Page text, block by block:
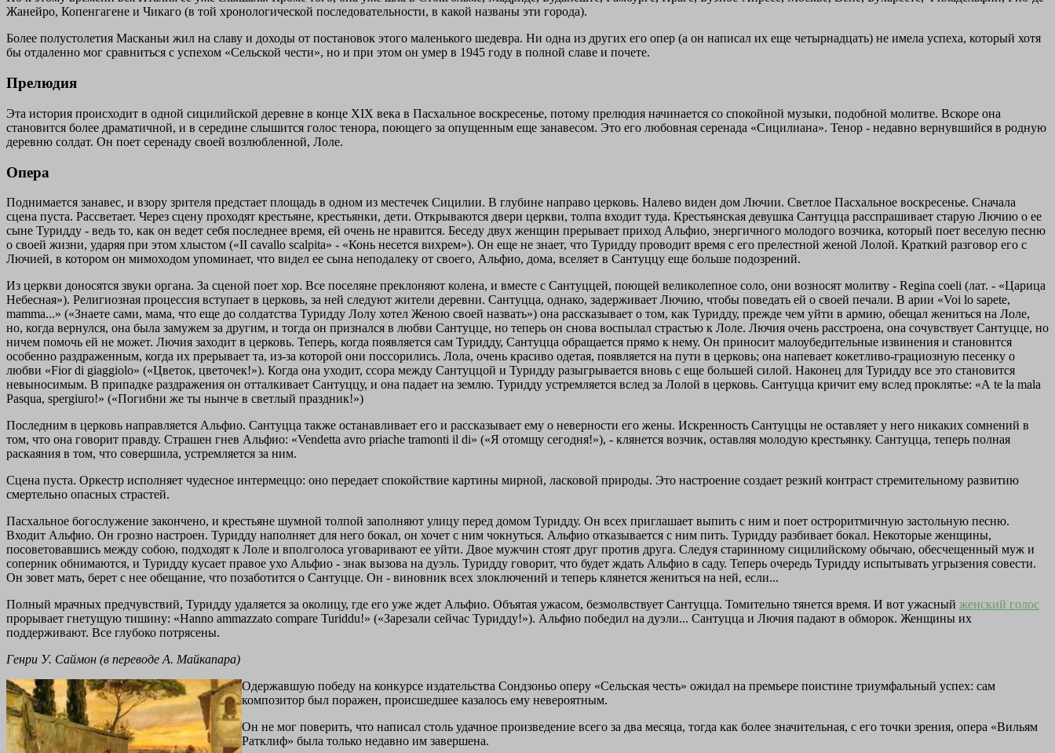
Жанейро, Копенгагене и Чикаго (в той хронологической последовательности, в какой названы эти города).
Более полустолетия Масканьи жил на славу и доходы от постановок этого маленького шедевра. Ни одна из других его опер (а он написал их еще четырнадцать) не имела успеха, который хотя
бы отдаленно мог сравниться с успехом «Сельской чести», но и при этом он умер в 1945 году в полной славе и почете.
Прелюдия
Эта история происходит в одной сицилийской деревне в конце XIX века в Пасхальное воскресенье, потому прелюдия начинается со спокойной музыки, подобной молитве. Вскоре она
становится более драматичной, и в середине слышится голос тенора, поющего за опущенным еще занавесом. Это его любовная серенада «Сицилиана». Тенор - недавно вернувшийся в родную
деревню солдат. Он поет серенаду своей возлюбленной, Лоле.
Опера
Поднимается занавес, и взору зрителя предстает площадь в одном из местечек Сицилии. В глубине направо церковь. Налево виден дом Лючии. Светлое Пасхальное воскресенье. Сначала
сцена пуста. Рассветает. Через сцену проходят крестьяне, крестьянки, дети. Открываются двери церкви, толпа входит туда. Крестьянская девушка Сантуцца расспрашивает старую Лючию о ее
сыне Туридду - ведь то, как он ведет себя последнее время, ей очень не нравится. Беседу двух женщин прерывает приход Альфио, энергичного молодого возчика, который поет веселую песню
о своей жизни, ударяя при этом хлыстом («II cavallo scalpita» - «Конь несется вихрем»). Он еще не знает, что Туридду проводит время с его прелестной женой Лолой. Краткий разговор его с
Лючией, в котором он мимоходом упоминает, что видел ее сына неподалеку от своего, Альфио, дома, вселяет в Сантуццу еще больше подозрений.
Из церкви доносятся звуки органа. За сценой поет хор. Все поселяне преклоняют колена, и вместе с Сантуццей, поющей великолепное соло, они возносят молитву - Regina coeli (лат. - «Царица
Небесная»). Религиозная процессия вступает в церковь, за ней следуют жители деревни. Сантуцца, однако, задерживает Лючию, чтобы поведать ей о своей печали. В арии «Voi lo sapete,
mamma...» («Знаете сами, мама, что еще до солдатства Туридду Лолу хотел Женою своей назвать») она рассказывает о том, как Туридду, прежде чем уйти в армию, обещал жениться на Лоле,
но, когда вернулся, она была замужем за другим, и тогда он признался в любви Сантуцце, но теперь он снова воспылал страстью к Лоле. Лючия очень расстроена, она сочувствует Сантуцце, но
ничем помочь ей не может. Лючия заходит в церковь. Теперь, когда появляется сам Туридду, Сантуцца обращается прямо к нему. Он приносит малоубедительные извинения и становится
особенно раздраженным, когда их прерывает та, из-за которой они поссорились. Лола, очень красиво одетая, появляется на пути в церковь; она напевает кокетливо-грациозную песенку о
любви «Fior di giaggiolo» («Цветок, цветочек!»). Когда она уходит, ссора между Сантуццой и Туридду разыгрывается вновь с еще большей силой. Наконец для Туридду все это становится
невыносимым. В припадке раздражения он отталкивает Сантуццу, и она падает на землю. Туридду устремляется вслед за Лолой в церковь. Сантуцца кричит ему вслед проклятье: «А te la mala
Pasqua, spergiuro!» («Погибни же ты нынче в светлый праздник!»)
Последним в церковь направляется Альфио. Сантуцца также останавливает его и рассказывает ему о неверности его жены. Искренность Сантуццы не оставляет у него никаких сомнений в
том, что она говорит правду. Страшен гнев Альфио: «Vendetta avro priache tramonti il di» («Я отомщу сегодня!»), - клянется возчик, оставляя молодую крестьянку. Сантуцца, теперь полная
раскаяния в том, что совершила, устремляется за ним.
Сцена пуста. Оркестр исполняет чудесное интермеццо: оно передает спокойствие картины мирной, ласковой природы. Это настроение создает резкий контраст стремительному развитию
смертельно опасных страстей.
Пасхальное богослужение закончено, и крестьяне шумной толпой заполняют улицу перед домом Туридду. Он всех приглашает выпить с ним и поет остроритмичную застольную песню.
Входит Альфио. Он грозно настроен. Туридду наполняет для него бокал, он хочет с ним чокнуться. Альфио отказывается с ним пить. Туридду разбивает бокал. Некоторые женщины,
посоветовавшись между собою, подходят к Лоле и вполголоса уговаривают ее уйти. Двое мужчин стоят друг против друга. Следуя старинному сицилийскому обычаю, обесчещенный муж и
соперник обнимаются, и Туридду кусает правое ухо Альфио - знак вызова на дуэль. Туридду говорит, что будет ждать Альфио в саду. Теперь очередь Туридду испытывать угрызения совести.
Он зовет мать, берет с нее обещание, что позаботится о Сантуцце. Он - виновник всех злоключений и теперь клянется жениться на ней, если...
Полный мрачных предчувствий, Туридду удаляется за околицу, где его уже ждет Альфио. Объятая ужасом, безмолвствует Сантуцца. Томительно тянется время. И вот ужасный женский голос
прорывает гнетущую тишину: «Hanno ammazzato compare Turiddu!» («Зарезали сейчас Туридду!»). Альфио победил на дуэли... Сантуцца и Лючия падают в обморок. Женщины их
поддерживают. Все глубоко потрясены.
Генри У. Саймон (в переводе А. Майкапара)
Одержавшую победу на конкурсе издательства Сондзоньо оперу «Сельская честь» ожидал на премьере поистине триумфальный успех: сам
композитор был поражен, происшедшее казалось ему невероятным.
Он не мог поверить, что написал столь удачное произведение всего за два месяца, тогда как более значительная, с его точки зрения, опера «Вильям
Ратклиф» была только недавно им завершена.